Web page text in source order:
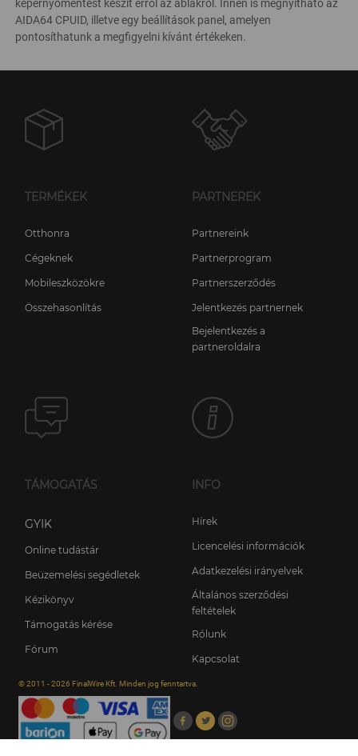
képernyőmentést készít erről az ablakról. Innen is megnyitható az
AIDA64 CPUID, illetve egy beállítások panel, amelyen
pontosíthatunk a megfigyelni kívánt értékeken.
TERMÉKEK
Otthonra
Cégeknek
Mobileszközökre
Összehasonlítás
PARTNEREK
Partnereink
Partnerprogram
Partnerszerződés
Jelentkezés partnernek
Bejelentkezés a
partneroldalra
TÁMOGATÁS
GYIK
Online tudástár
Beüzemelési segédletek
Kézikönyv
Támogatás kérése
Fórum
INFO
Hírek
Licencelési információk
Adatkezelési irányelvek
Általános szerződési
feltételek
Rólunk
Kapcsolat
© 2011 - 2026 FinalWire Kft. Minden jog fenntartva.